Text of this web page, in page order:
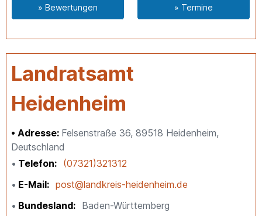
» Bewertungen » Termine
Landratsamt
Heidenheim
Adresse: Felsenstraße 36, 89518 Heidenheim,
Deutschland
Telefon
(07321)321312
E-Mail
post@landkreis-heidenheim.de
Bundesland
Baden-Württemberg